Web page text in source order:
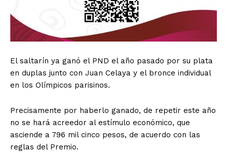
El saltarín ya ganó el PND el año pasado por su plata
en duplas junto con Juan Celaya y el bronce individual
en los Olímpicos parisinos.
Precisamente por haberlo ganado, de repetir este año
no se hará acreedor al estímulo económico, que
asciende a 796 mil cinco pesos, de acuerdo con las
reglas del Premio.